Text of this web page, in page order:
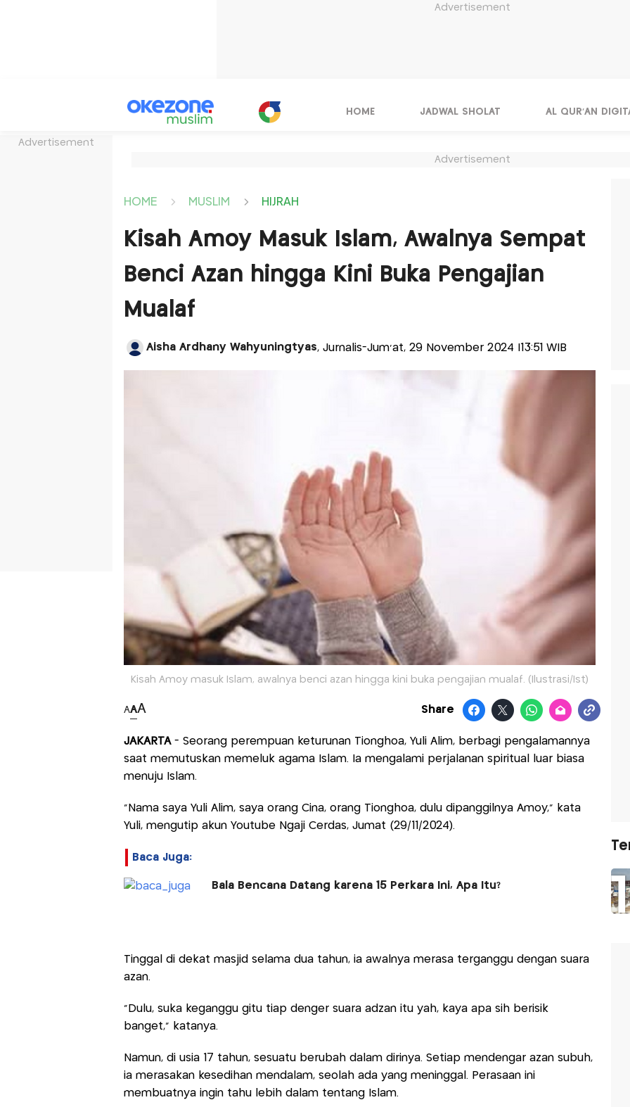
Advertisement
Advertisement
HOME JADWAL SHOLAT AL QUR'AN
Advertisement
HOME MUSLIM HIJRAH
Kisah Amoy Masuk Islam, Awalnya Sempat
Benci Azan hingga Kini Buka Pengajian
Mualaf
Aisha Ardhany Wahyuningtyas, Jurnalis-Jum'at, 29 November 2024 |13:51 WIB
Kisah Amoy masuk Islam, awalnya benci azan hingga kini buka pengajian mualaf. (Ilustrasi/Ist)
AAA Share
JAKARTA- Seorang perempuan keturunan Tionghoa, Yuli Alim, berbagi pengalamannya
saat memutuskan memeluk agama Islam. Ia mengalami perjalanan spiritual luar biasa
menuju Islam.
"Nama saya Yuli Alim, saya orang Cina, orang Tionghoa, dulu dipanggilnya Amoy," kata
Yuli, mengutip akun Youtube Ngaji Cerdas, Jumat (29/11/2024).
Baca Juga:
Bala Bencana Datang karena 15 Perkara Ini, Apa Itu?
Tinggal di dekat masjid selama dua tahun, ia awalnya merasa terganggu dengan suara
azan.
"Dulu, suka keganggu gitu tiap denger suara adzan itu yah, kaya apa sih berisik
banget," katanya.
Namun, di usia 17 tahun, sesuatu berubah dalam dirinya. Setiap mendengar azan subuh,
ia merasakan kesedihan mendalam, seolah ada yang meninggal. Perasaan ini
membuatnya ingin tahu lebih dalam tentang Islam.